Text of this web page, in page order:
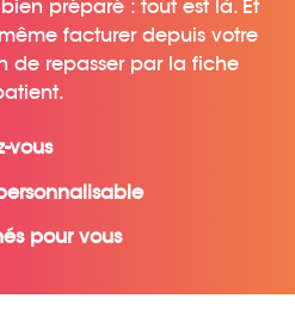
bien préparé : tout est là. Et
facturer depuis votre
de repasser par la fiche
vous
pour vous